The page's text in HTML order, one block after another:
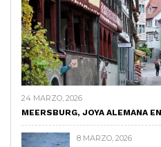
24 MARZO, 2026
MEERSBURG, JOYA ALEMANA
8 MARZO, 2026